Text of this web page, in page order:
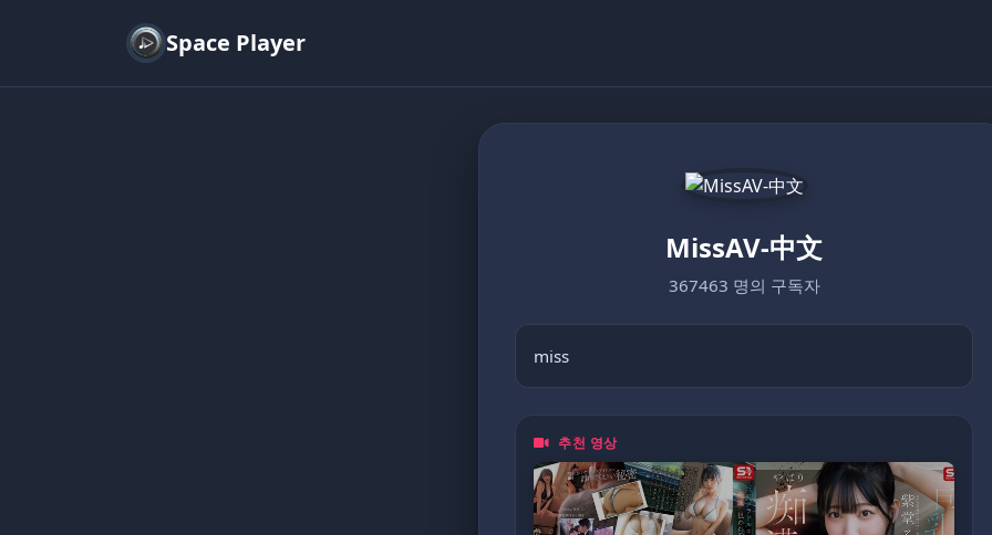
Space Player
MissAV-中文
367463 명의 구독자
miss
추천 영상